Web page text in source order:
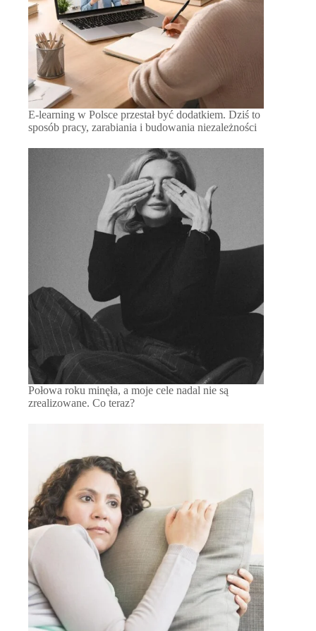
E-learning w Polsce przestał być dodatkiem. Dziś to
sposób pracy, zarabiania i budowania niezależności
Połowa roku minęła, a moje cele nadal nie są
zrealizowane. Co teraz?